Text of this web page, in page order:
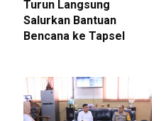
Turun Langsung
Salurkan Bantuan
Bencana ke Tapsel